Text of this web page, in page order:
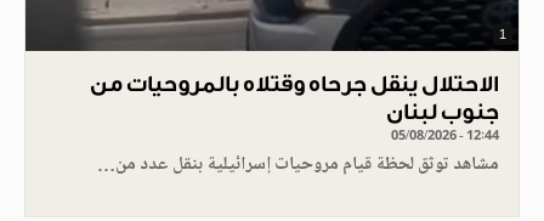
1
الاحتلال ينقل جرحاه وقتلاه بالمروحيات من
جنوب لبنان
05/08/2026 - 12:44
مشاهد توثق لحظة قيام مروحيات إسرائيلية بنقل عدد من…